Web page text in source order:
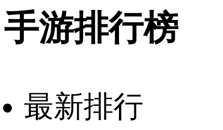
手游排行榜
最新排行